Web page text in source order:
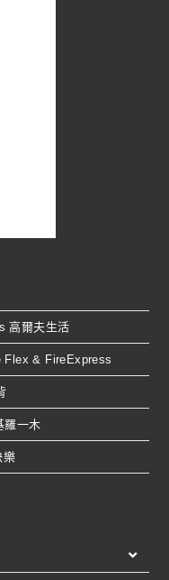
高爾夫生活
Flex & FireExpress
羅一木
樂